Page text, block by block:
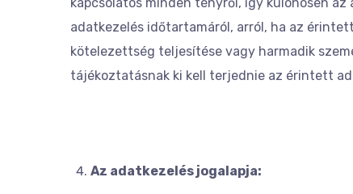
adatkezelés időtartamáról, arról, ha az
kötelezettség teljesítése vagy harmadik
tájékoztatásnak ki kell terjednie az érintett
Az adatkezelés jogalapja: